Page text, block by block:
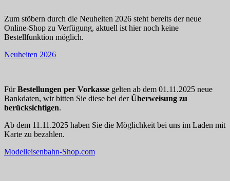
Zum stöbern durch die Neuheiten 2026 steht bereits der neue
Online-Shop zu Verfügung, aktuell ist hier noch keine
Bestellfunktion möglich.
Neuheiten 2026
FürBestellungen per Vorkasse gelten ab dem 01.11.2025 neue
Bankdaten, wir bitten Sie diese bei derÜberweisung zu
berücksichtigen.
Ab dem 11.11.2025 haben Sie die Möglichkeit bei uns im Laden mit
Karte zu bezahlen.
Modelleisenbahn-Shop.com